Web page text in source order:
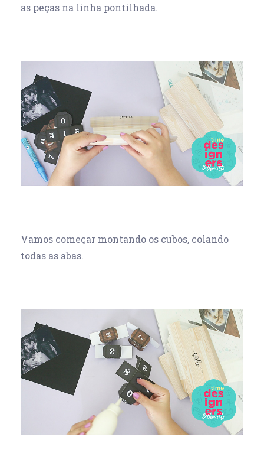
as peças na linha pontilhada.
Vamos começar montando os cubos, colando
todas as abas.